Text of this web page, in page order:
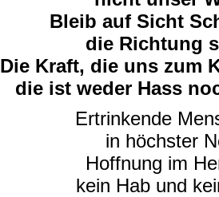
Bleib auf Sicht
die Richtung
Die Kraft, die uns zum
die ist weder Hass
Ertrinkende
in höchster
Hoffnung im
kein Hab und